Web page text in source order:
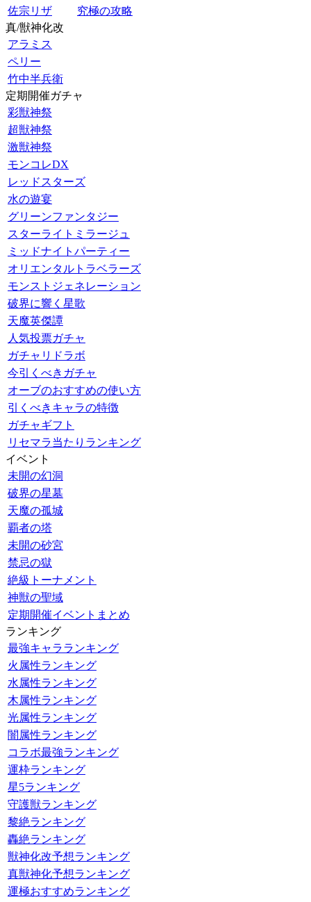
佐宗リザ
究極の攻略
真/獣神化改
アラミス
ペリー
竹中半兵衛
定期開催ガチャ
彩獣神祭
超獣神祭
激獣神祭
モンコレDX
レッドスターズ
水の遊宴
グリーンファンタジー
スターライトミラージュ
ミッドナイトパーティー
オリエンタルトラベラーズ
モンストジェネレーション
破界に響く星歌
天魔英傑譚
人気投票ガチャ
ガチャリドラボ
今引くべきガチャ
オーブのおすすめの使い方
引くべきキャラの特徴
ガチャギフト
リセマラ当たりランキング
イベント
未開の幻洞
破界の星墓
天魔の孤城
覇者の塔
未開の砂宮
禁忌の獄
絶級トーナメント
神獣の聖域
定期開催イベントまとめ
ランキング
最強キャラランキング
火属性ランキング
水属性ランキング
木属性ランキング
光属性ランキング
闇属性ランキング
コラボ最強ランキング
運枠ランキング
星5ランキング
守護獣ランキング
黎絶ランキング
轟絶ランキング
獣神化改予想ランキング
真獣神化予想ランキング
運極おすすめランキング